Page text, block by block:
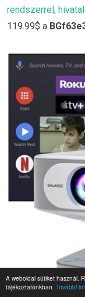
A weboldal sütiket használ.
tájékoztatónkban. További
rendszerrel,
119.99$ a